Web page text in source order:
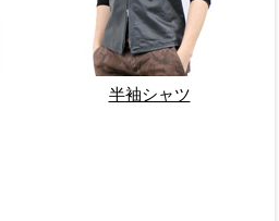
半袖シャツ